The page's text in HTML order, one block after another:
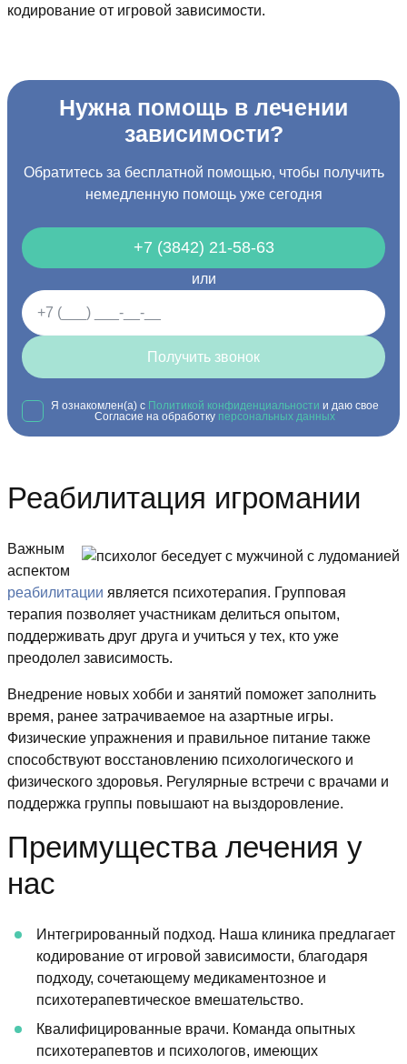
кодирование от игровой зависимости.
Нужна помощь в лечении
зависимости?
Обратитесь за бесплатной помощью, чтобы получить
немедленную помощь уже сегодня
+7 (3842) 21-58-63
или
Получить звонок
Я ознакомлен(а) с Политикой конфиденциальности и даю свое
Согласие на обработку персональных данных
Реабилитация игромании
Важным
аспектом
реабилитации является психотерапия. Групповая
терапия позволяет участникам делиться опытом,
поддерживать друг друга и учиться у тех, кто уже
преодолел зависимость.
Внедрение новых хобби и занятий поможет заполнить
время, ранее затрачиваемое на азартные игры.
Физические упражнения и правильное питание также
способствуют восстановлению психологического и
физического здоровья. Регулярные встречи с врачами и
поддержка группы повышают на выздоровление.
Преимущества лечения у
нас
Интегрированный подход. Наша клиника предлагает
кодирование от игровой зависимости, благодаря
подходу, сочетающему медикаментозное и
психотерапевтическое вмешательство.
Квалифицированные врачи. Команда опытных
психотерапевтов и психологов, имеющих